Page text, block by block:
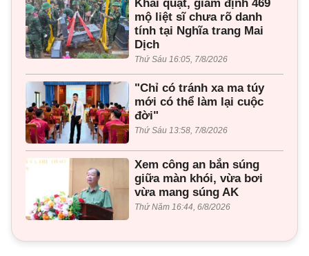
Khai quật, giám định 469
mộ liệt sĩ chưa rõ danh
tính tại Nghĩa trang Mai
Dịch
Thứ Sáu 16:05, 7/8/2026
"Chỉ có tránh xa ma túy
mới có thể làm lại cuộc
đời"
Thứ Sáu 13:58, 7/8/2026
Xem công an bắn súng
giữa màn khói, vừa bơi
vừa mang súng AK
Thứ Năm 16:44, 6/8/2026